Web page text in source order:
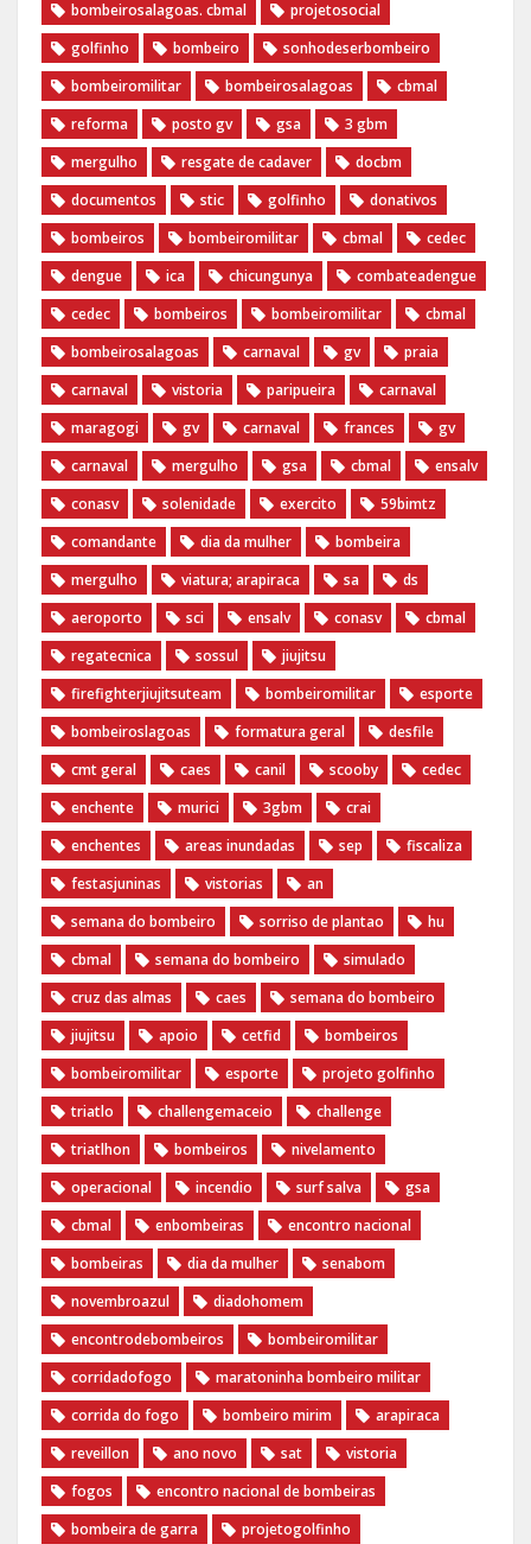
bombeirosalagoas. cbmal
projetosocial
golfinho
bombeiro
sonhodeserbombeiro
bombeiromilitar
bombeirosalagoas
cbmal
reforma
posto gv gsa
3 gbm
mergulho
resgate de cadaver
docbm
documentos
stic golfinho
donativos
bombeiros
bombeiromilitar cbmal
cedec
dengue
ica chicungunya
combateadengue
cedec
bombeiros bombeiromilitar
cbmal
bombeirosalagoas
carnaval gv
praia
carnaval
vistoria paripueira
carnaval
maragogi
gv carnaval frances
gv
carnaval
mergulho gsa cbmal
ensalv
conasv
solenidade exercito
59bimtz
comandante
dia da mulher
bombeira
mergulho
viatura; arapiraca sa
ds
aeroporto
sci ensalv conasv
cbmal
regatecnica
sossul
jiujitsu
firefighterjiujitsuteam
bombeiromilitar
esporte
bombeiroslagoas
formatura geral
desfile
cmt geral
caes canil scooby
cedec
enchente
murici 3gbm
crai
enchentes
areas inundadas sep
fiscaliza
festasjuninas
vistorias
an
semana do bombeiro
sorriso de plantao
hu
cbmal
semana do bombeiro
simulado
cruz das almas
caes
semana do bombeiro
jiujitsu
apoio cetfid
bombeiros
bombeiromilitar
esporte
projeto golfinho
triatlo
challengemaceio
challenge
triatlhon
bombeiros
nivelamento
operacional
incendio surf salva
gsa
cbmal
enbombeiras
encontro nacional
bombeiras
dia da mulher
senabom
novembroazul
diadohomem
encontrodebombeiros
bombeiromilitar
corridadofogo
maratoninha bombeiro militar
corrida do fogo
bombeiro mirim
arapiraca
reveillon
ano novo sat
vistoria
fogos
encontro nacional de bombeiras
bombeira de garra
projetogolfinho